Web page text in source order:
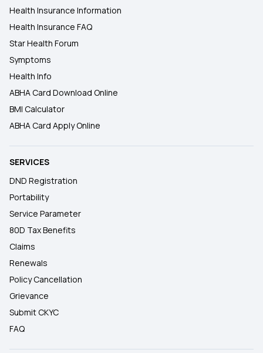
Health Insurance Information
Health Insurance FAQ
Star Health Forum
Symptoms
Health Info
ABHA Card Download Online
BMI Calculator
ABHA Card Apply Online
SERVICES
DND Registration
Portability
Service Parameter
80D Tax Benefits
Claims
Renewals
Policy Cancellation
Grievance
Submit CKYC
FAQ